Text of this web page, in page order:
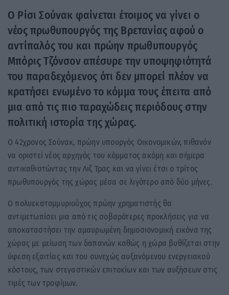
Ο Ρίσι Σούνακ φαίνεται έτοιμος να γίνει ο
νέος πρωθυπουργός της Βρετανίας αφού ο
αντίπαλός του και πρώην πρωθυπουργός
Μπόρις Τζόνσον απέσυρε την υποψηφιότητά
του παραδεχόμενος ότι δεν μπορεί πλέον να
κρατήσει ενωμένο το κόμμα τους έπειτα από
μια από τις πιο ταραχώδεις περιόδους στην
πολιτική ιστορία της χώρας.
Ο 42χρονος Σούνακ, πρώην υπουργός Οικονομικών, πιθανόν
να οριστεί νέος αρχηγός του κόμματος ακόμη και σήμερα
αντικαθιστώντας την Λιζ Τρας και να γίνει έτσι ο τρίτος
πρωθυπουργός της χώρας μέσα σε λιγότερο από δύο μήνες.
Ο πολυεκατομμυριούχος πρώην χρηματιστής θα
αντιμετωπίσει μια από τις σοβαρότερες προκλήσεις για να
αποκαταστήσει την αμαυρωμένη δημοσιονομική εικόνα της
χώρας με μείωση των δαπανών καθώς η χώρα βυθίζεται στην
ύφεση εξαιτίας και του συνεχώς αυξανόμενου ενεργειακού
κόστους, των στεγαστικών επιτοκίων και των αυξήσεων στις
τιμές των τροφίμων.